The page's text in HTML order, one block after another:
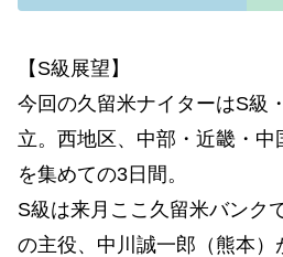
【S級展望】
今回の久留米ナイターはS級
立。西地区、中部・近畿・
を集めての3日間。
S級は来月ここ久留米バンク
の主役、中川誠一郎（熊本）